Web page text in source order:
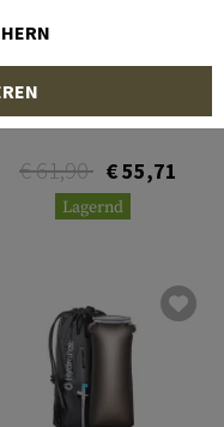
Pioneer 10L
€ 61,90 € 55,71
Lagernd